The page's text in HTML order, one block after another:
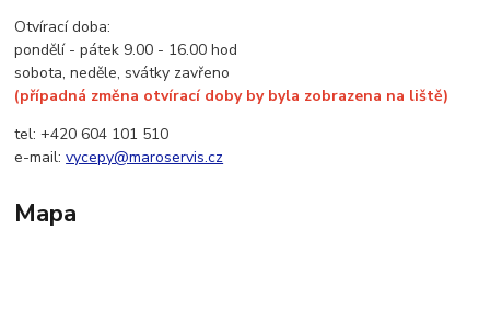
Otvírací doba:
pondělí - pátek 9.00 - 16.00 hod
sobota, neděle, svátky zavřeno
(případná změna otvírací doby by byla zobrazena na liště)
tel: +420 604 101 510
e-mail:vycepy@maroservis.cz
Mapa